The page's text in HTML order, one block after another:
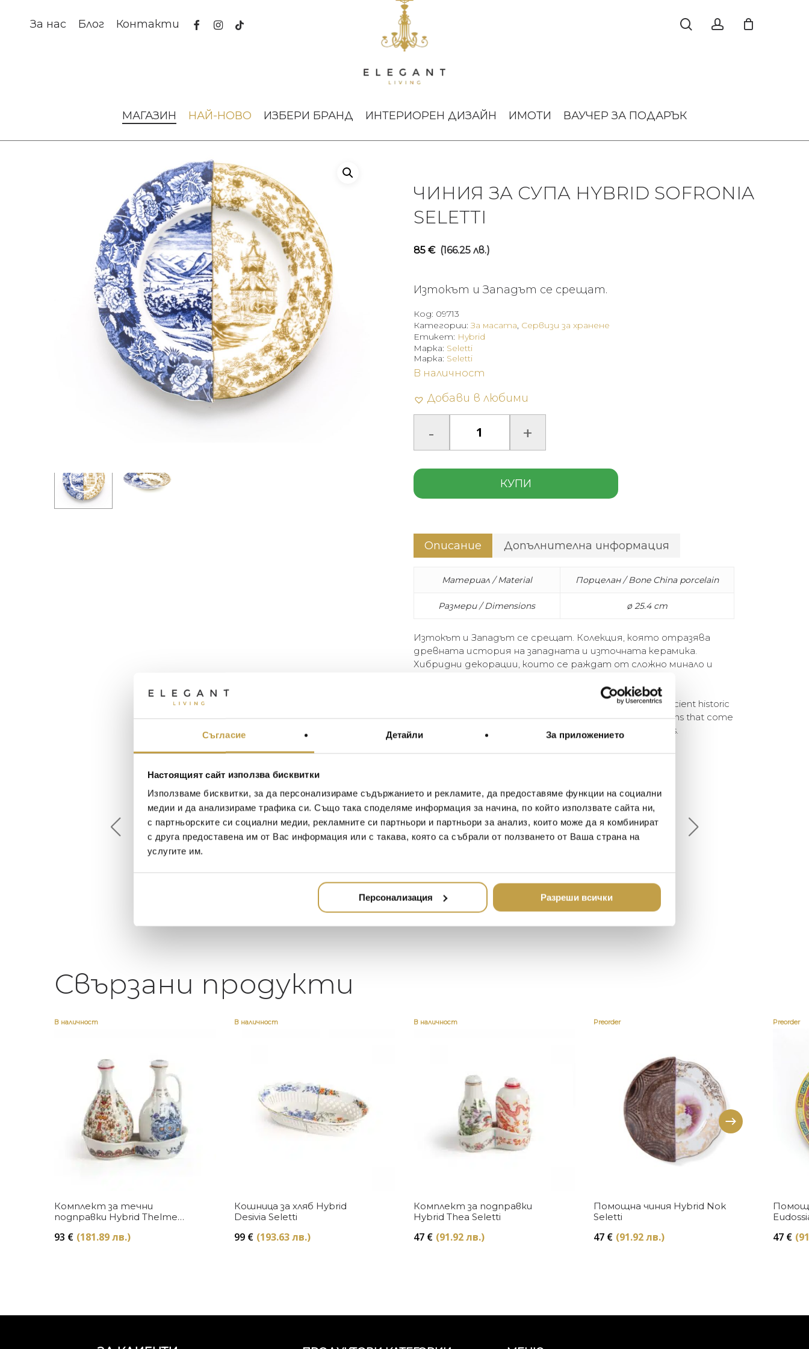
Съгласие Детайли За приложението
Настоящият сайт използва бисквитки
Използваме бисквитки, за да персонализираме съдържанието и рекламите, да предоставяме функции на социални
медии и да анализираме трафика си. Също така споделяме информация за начина, по който използвате сайта ни,
с партньорските си социални медии, рекламните си партньори и партньори за анализ, които може да я комбинират
с друга предоставена им от Вас информация или с такава, която са събрали от ползването от Ваша страна на
услугите им.
Персонализация Разреши всички
За нас Блог Контакти facebookinstagram
tiktok
МАГАЗИН НАЙ-НОВО ИЗБЕРИ БРАНД ИНТЕРИОРЕН ДИЗАЙН ИМОТИ ВАУЧЕР ЗА ПОДАРЪК
ЧИНИЯ ЗА СУПА HYBRID SOFRONIA
SELETTI
85 € (166.25 лв.)
Изтокът и Западът се срещат.
Код: 09713
Категории:За масата, Сервизи за хранене
Етикет: Hybrid
Марка: Seletti
В наличност
Добави в любими
КУПИ
Марка: Seletti
Описание Допълнителна информация
Материал / Material Порцелан / Bone China porcelain
Размери / Dimensions ø 25.4 cm
Изтокът и Западът се срещат. Колекция, която отразява
древната история на западната и източната керамика.
Хибридни декорации, които се раждат от сложно минало и
When east and west combine. A collection that reflects ancient historic
Western and Eastern ceramic production. Hybrid decorations that come
from a complex past that evolve into contemporary shapes.
Георги Питов
Много интересни
предложения! Любезен
персонал.
Един магазин за красив и
елегантен дом. В него ще
Ивелина Линковска
2018-08-10
Най-доброто място в града
за домашен декор - уникално и
Хареса ми
Свързани продукти
В наличност
Купи
Комплект за течни
подправки Hybrid Thelme
93 € (181.89 лв.)
В наличност
Купи
Кошница за хляб Hybrid
Desivia Seletti
99 € (193.63 лв.)
В наличност
Купи
Комплект за подправки
Hybrid Thea Seletti
47 € (91.92 лв.)
Preorder
Купи
Помощна чиния Hybrid Nok
Seletti
47 € (91.92 лв.)
Preorder
47 €